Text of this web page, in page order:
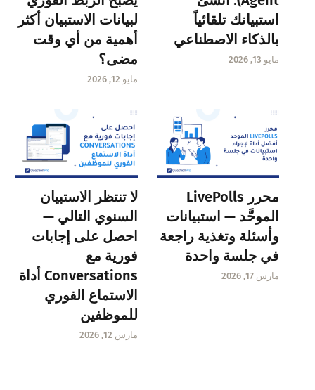
استبيانك تلقائياً
بالذكاء الاصطناعي
مايو 13, 2026
لبيانات الاستبيان أكثر
أهمية من أي وقت
مضى؟
مايو 12, 2026
محرر LivePolls
الموحَّد — استبيانات
وأسئلة وتغذية راجعة
في جلسة واحدة
مارس 17, 2026
لا تنتظر الاستبيان
السنوي التالي —
احصل على إجابات
فورية مع
Conversations أداة
الاستماع الفوري
للموظفين
مارس 12, 2026